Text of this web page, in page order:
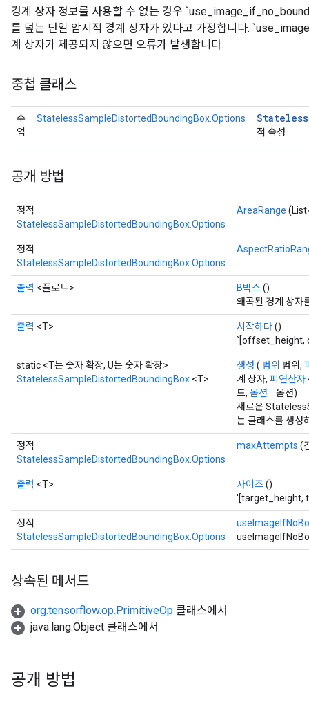
경계 상자 정보를 사용할 수 없는 경우
를 덮는 단일 암시적 경계 상자가 있다고 가정합니다.
계 상자가 제공되지 않으면 오류가 발생합니다.
중첩 클래스
수
업
StatelessSampleDistortedBoundingBox.Options Stateless
적 속성
공개 방법
정적
StatelessSampleDistortedBoundingBox.Options
AreaRange
정적
StatelessSampleDistortedBoundingBox.Options
출력 <플로트> B박스()
왜곡된 경계 상자
출력 <T> 시작하다()
`[offset_height,
static <T는 숫자 확장, U는 숫자 확장>
StatelessSampleDistortedBoundingBox <T>
생성 ( 범위 범위,
계 상자, 피연산자
드, 옵션...
옵션)
새로운
는 클래스를 생성
정적
StatelessSampleDistortedBoundingBox.Options
maxAttempts (
출력 <T> 사이즈()
'[target_height,
정적
StatelessSampleDistortedBoundingBox.Options
상속된 메서드
org.tensorflow.op.PrimitiveOp 클래스에서
java.lang.Object 클래스에서
공개 방법